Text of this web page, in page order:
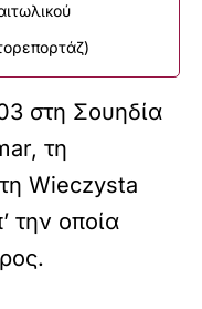
στη Σουηδία
τη
Wieczysta
την οποία